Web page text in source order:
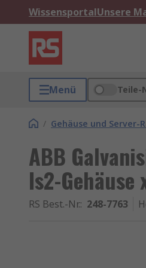
WissensportalUnsere
Menü Teile-
/ Gehäuse und Server-
ABB
Is2-Gehäuse
RS Best.-Nr.: 248-7763